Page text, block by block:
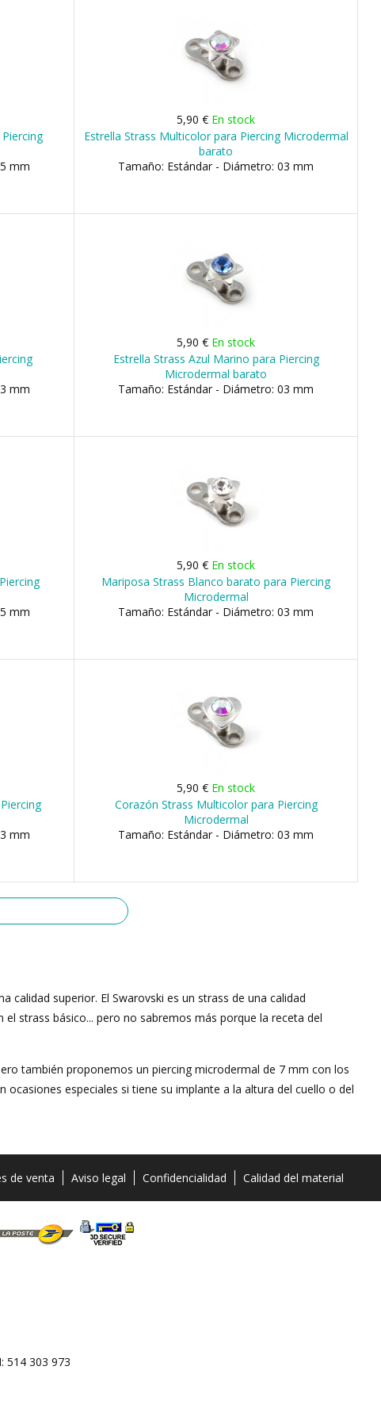
mm
5,90 € En stock
Estrella Strass Multicolor para Piercing Microdermal
barato
Tamaño: Estándar - Diámetro: 03 mm
mm
5,90 € En stock
Estrella Strass Azul Marino para Piercing
Microdermal barato
Tamaño: Estándar - Diámetro: 03 mm
mm
5,90 € En stock
Mariposa Strass Blanco barato para Piercing
Microdermal
Tamaño: Estándar - Diámetro: 03 mm
mm
5,90 € En stock
Corazón Strass Multicolor para Piercing
Microdermal
Tamaño: Estándar - Diámetro: 03 mm
superior. El Swarovski es un strass de una calidad
strass básico... pero no sabremos más porque la receta del
también proponemos un piercing microdermal de 7 mm con los
especiales si tiene su implante a la altura del cuello o del
de venta Aviso legal Confidencialidad Calidad del material
514 303 973